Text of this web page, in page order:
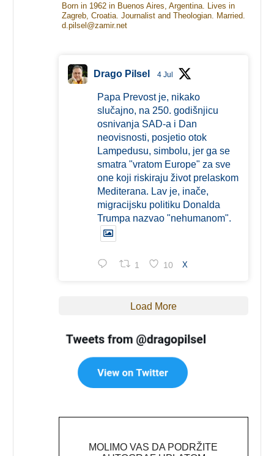
Born in 1962 in Buenos Aires, Argentina. Lives in
Zagreb, Croatia. Journalist and Theologian. Married.
d.pilsel@zamir.net
Drago Pilsel 4 Jul
Papa Prevost je, nikako
slučajno, na 250. godišnjicu
osnivanja SAD-a i Dan
neovisnosti, posjetio otok
Lampedusu, simbolu, jer ga se
smatra "vratom Europe" za sve
one koji riskiraju život prelaskom
Mediterana. Lav je, inače,
migracijsku politiku Donalda
Trumpa nazvao "nehumanom".
1 10 X
Load More
MOLIMO VAS DA PODRŽITE